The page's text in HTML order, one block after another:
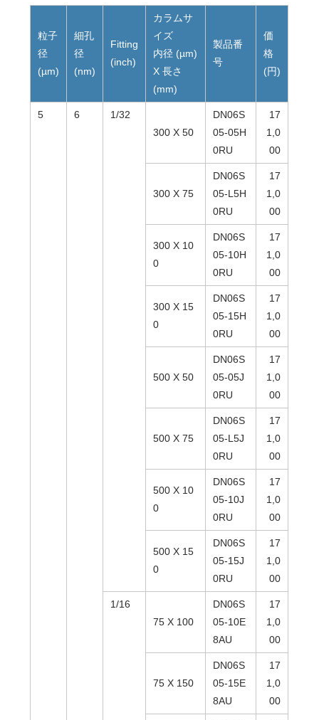
粒子
径
(µm)
細孔
径
(nm)
Fitting
(inch)
カラムサ
イズ
内径 (µm)
X 長さ
(mm)
製品番
号
価
格
(円)
5 6
1/32
300 X 50
DN06S
05-05H
0RU
17
1,0
00
300 X 75
DN06S
05-L5H
0RU
17
1,0
00
300 X 10
0
DN06S
05-10H
0RU
17
1,0
00
300 X 15
0
DN06S
05-15H
0RU
17
1,0
00
500 X 50
DN06S
05-05J
0RU
17
1,0
00
500 X 75
DN06S
05-L5J
0RU
17
1,0
00
500 X 10
0
DN06S
05-10J
0RU
17
1,0
00
500 X 15
0
DN06S
05-15J
0RU
17
1,0
00
1/16
75 X 100
DN06S
05-10E
8AU
17
1,0
00
75 X 150
DN06S
05-15E
8AU
17
1,0
00